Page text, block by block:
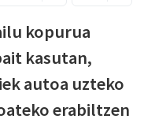
kopurua
kasutan,
autoa uzteko
erabiltzen